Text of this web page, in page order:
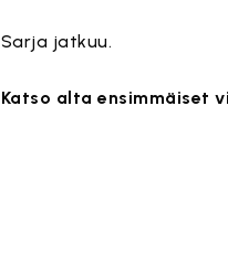
Sarja jatkuu.
Katso alta ensimmäiset